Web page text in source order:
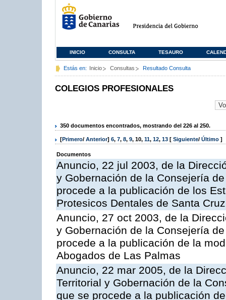
INICIO CONSULTA TESAURO
Estás en: Inicio Consultas Resultado Consulta
COLEGIOS PROFESIONALES
350 documentos encontrados, mostrando del 226 al 250.
[Primero/ Anterior] 6, 7, 8, 9, 10, 11, 12, 13 [ Siguiente/ Último ]
Documentos
Anuncio, 22 jul 2003, de la
y Gobernación de la Consejería
procede a la publicación de los
Protesicos Dentales de Santa
Anuncio, 27 oct 2003, de la
y Gobernación de la Consejería
procede a la publicación de la
Abogados de Las Palmas
Anuncio, 22 mar 2005, de la
Territorial y Gobernación de la
que se procede a la publicación